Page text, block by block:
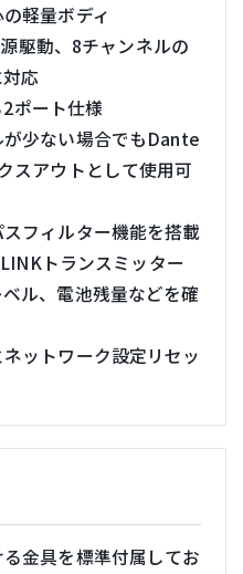
軽量ボディ
駆動、8チャンネルの
応
ポート仕様
少ない場合でもDante
スアウトとして使用可
フィルター機能を搭載
トランスミッター
ル、電池残量などを確
ットワーク設定リセッ
金具を標準付属してお